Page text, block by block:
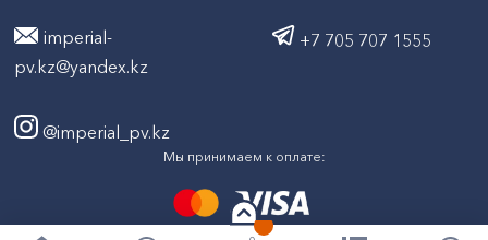
imperial-
pv.kz@yandex.kz
+7 705 707 1555
@imperial_pv.kz
Мы принимаем к оплате: